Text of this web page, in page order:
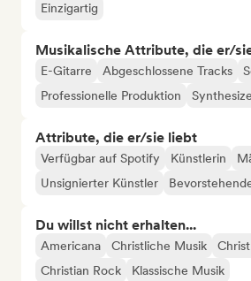
Einzigartig
Musikalische Attribute, die er/
E-Gitarre Abgeschlossene Tracks
Professionelle Produktion
Attribute, die er/sie liebt
Verfügbar auf Spotify Künstlerin
Unsignierter Künstler
Du willst nicht erhalten...
Americana Christliche Musik
Christian Rock
Klassische Musik